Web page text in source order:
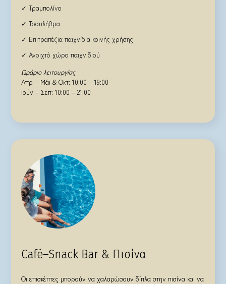
✓ Τραμπολίνο
✓ Τσουλήθρα
✓ Επιτραπέζια παιχνίδια κοινής χρήσης
✓ Ανοιχτό χώρο παιχνιδιού
Ωράριο λειτουργίας
Απρ – Μάι & Οκτ: 10:00 – 19:00
Ιούν – Σεπ: 10:00 – 21:00
Café–Snack Bar & Πισίνα
Οι επισκέπτες μπορούν να χαλαρώσουν δίπλα στην πισίνα και να